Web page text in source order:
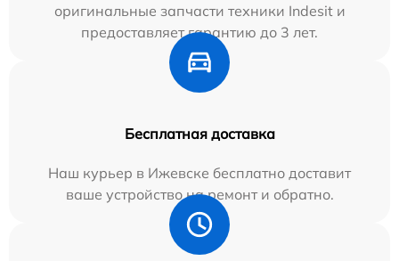
оригинальные запчасти техники Indesit и
предоставляет гарантию до 3 лет.
Бесплатная доставка
Наш курьер в Ижевске бесплатно доставит
ваше устройство на ремонт и обратно.